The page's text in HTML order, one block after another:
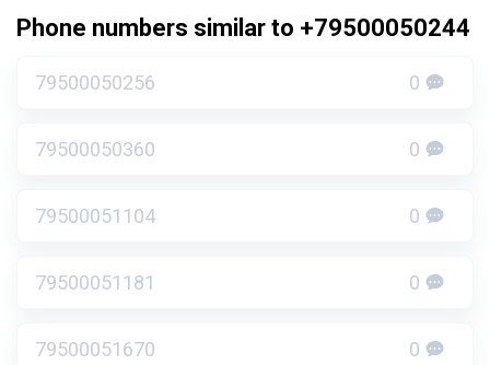
Phone numbers similar to +79500050244
79500050256 0
79500050360 0
79500051104 0
79500051181 0
79500051670 0